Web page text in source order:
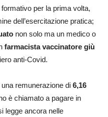
per la prima volta,
dell’esercitazione pratica;
non solo ma un medico o
farmacista vaccinatore giù
anti-Covid.
remunerazione di 6,16
è chiamato a pagare in
legge ancora nelle